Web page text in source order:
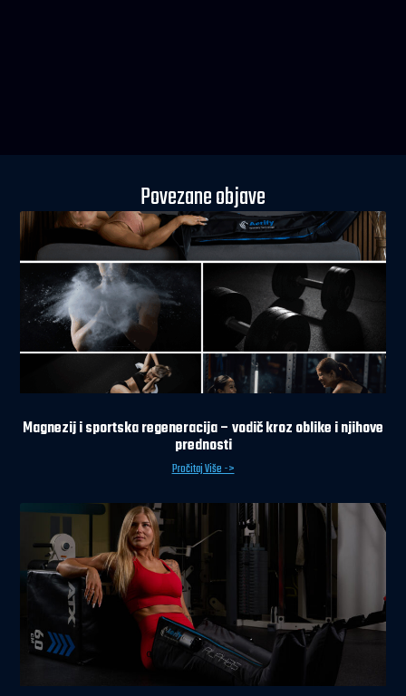
Povezane objave
Magnezij i sportska regeneracija – vodič kroz oblike i njihove
prednosti
Pročitaj Više ->